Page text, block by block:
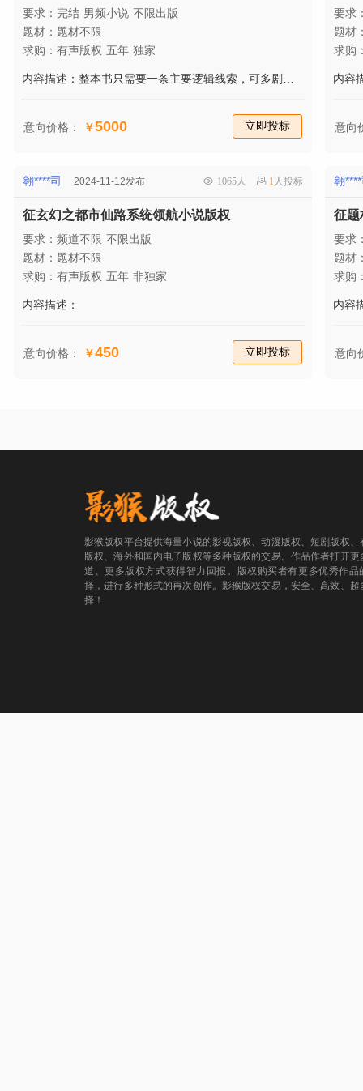
要求： 完结 男频小说 不限出版
题材： 题材不限
求购： 有声版权 五年 独家
意向价格： ￥5000 立即投标
要求
题材
求购
内容
意向
翱****司 2024-11-12发布 1065人 1 人投标
征玄幻之都市仙路系统领航小说版权
要求： 频道不限 不限出版
题材： 题材不限
求购： 有声版权 五年 非独家
内容描述：
意向价格： ￥450 立即投标
翱
征题
要求
题材
求购
内容
意向
影猴版权平台提供海量小说的影视版权、动漫版权、短剧版权、
版权、海外和国内电子版权等多种版权的交易。作品作者打开更
道、更多版权方式获得智力回报。版权购买者有更多优秀作品
择，进行多种形式的再次创作。影猴版权交易，安全、高效、超
择！